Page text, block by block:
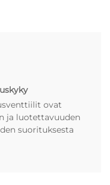
ovat
ja luotettavuuden
suorituksesta